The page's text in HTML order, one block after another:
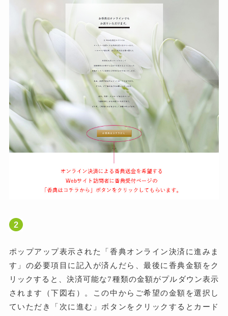
ポップアップ表示された「香典オンライン決済に進みま
す」の必要項目に記入が済んだら、最後に香典金額をク
リックすると、決済可能な7種類の金額がプルダウン表示
されます（下図右）。この中からご希望の金額を選択し
ていただき「次に進む」ボタンをクリックするとカード